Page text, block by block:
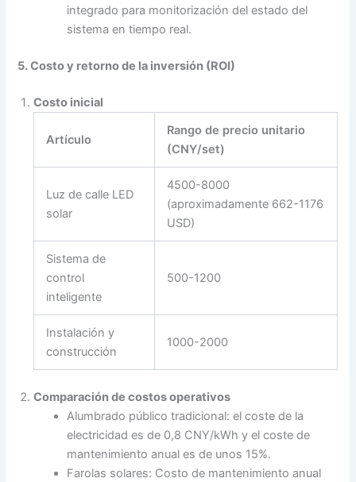
integrado para monitorización del estado del
sistema en tiempo real.
5. Costo y retorno de la inversión (ROI)
Costo inicial
Artículo
Rango de precio unitario
(CNY/set)
Luz de calle LED
solar
4500-8000
(aproximadamente 662-1176
USD)
Sistema de
control
inteligente
500-1200
Instalación y
construcción
1000-2000
Comparación de costos operativos
Alumbrado público tradicional: el coste de la
electricidad es de 0,8 CNY/kWh y el coste de
mantenimiento anual es de unos 15%.
Farolas solares: Costo de mantenimiento anual